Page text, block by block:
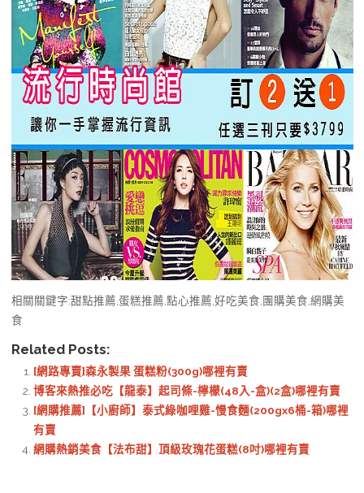
相關關鍵字:甜點推薦,蛋糕推薦,點心推薦,好吃美食,團購美食,網購美
食
Related Posts:
[網路專賣]森永製果 蛋糕粉(300g)哪裡有賣
博客來熱推必吃【龍泰】起司條-檸檬(48入-盒)(2盒)哪裡有賣
[網購推薦]【小廚師】泰式綠咖哩雞-慢食麵(200gx6桶-箱)哪裡
有賣
網購熱銷美食【法布甜】頂級玫瑰花蛋糕(8吋)哪裡有賣